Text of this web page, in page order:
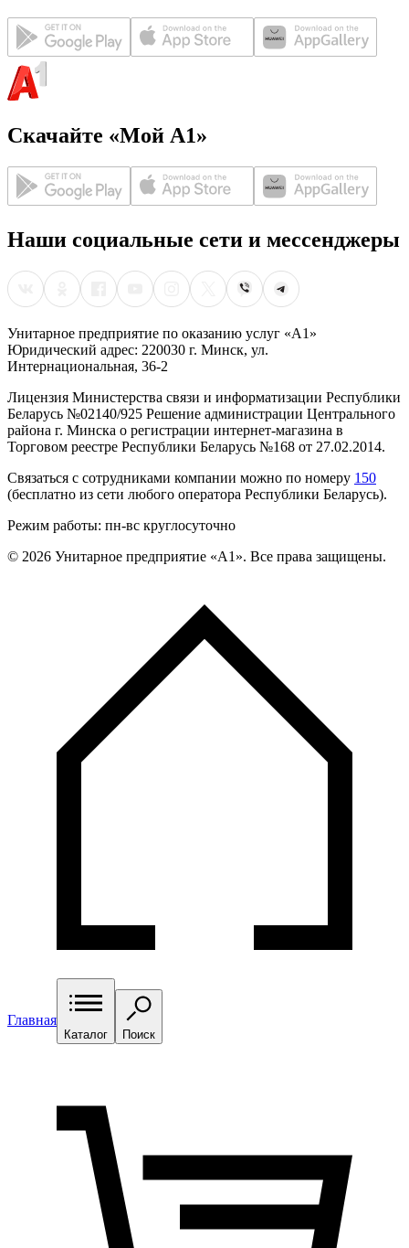
Скачайте «Мой А1»
Наши социальные сети и мессенджеры
Унитарное предприятие по оказанию услуг «А1»
Юридический адрес: 220030 г. Минск, ул.
Интернациональная, 36-2
Лицензия Министерства связи и информатизации Республики
Беларусь №02140/925 Решение администрации Центрального
района г. Минска о регистрации интернет-магазина в
Торговом реестре Республики Беларусь №168 от 27.02.2014.
Связаться с сотрудниками компании можно по номеру 150
(бесплатно из сети любого оператора Республики Беларусь).
Режим работы: пн-вс круглосуточно
© 2026 Унитарное предприятие «А1». Все права защищены.
Главная
Каталог Поиск